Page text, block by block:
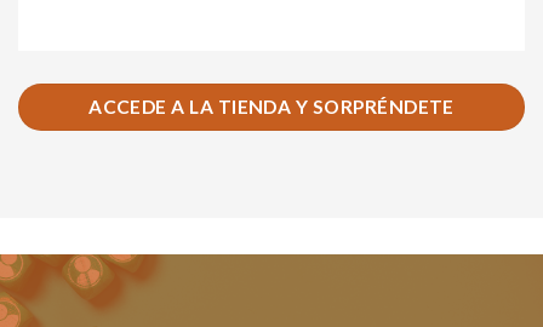
ACCEDE A LA TIENDA Y SORPRÉNDETE